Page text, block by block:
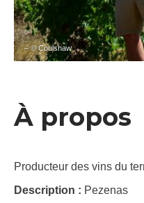
– © Coulshaw
À propos
Producteur des vins du
Description : Pezenas